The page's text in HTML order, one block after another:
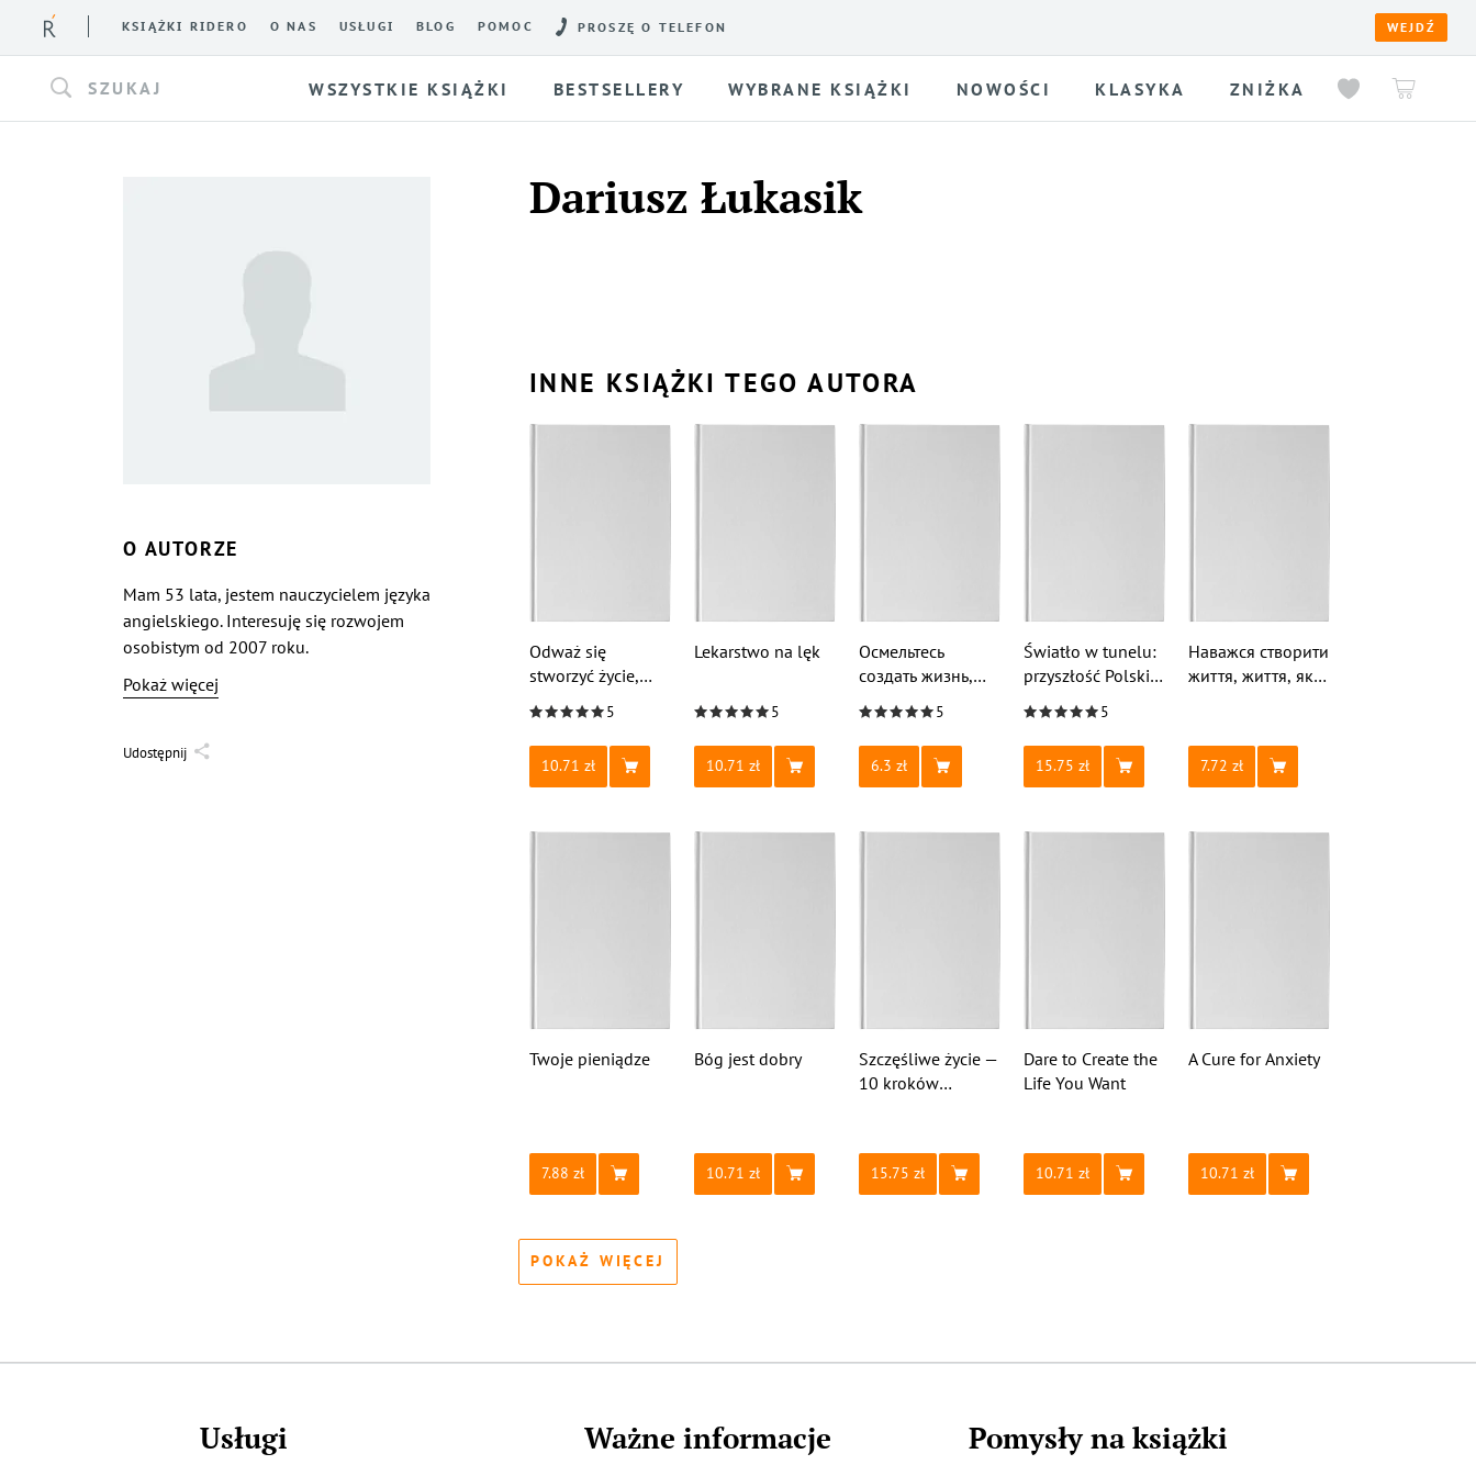
KSIĄŻKI RIDERO O NAS USŁUGI BLOG POMOC PROSZĘ O TELEFON WEJDŹ
SZUKAJ WSZYSTKIE KSIĄŻKI BESTSELLERY WYBRANE KSIĄŻKI NOWOŚCI KLASYKA ZNIŻKA
Dariusz Łukasik
INNE KSIĄŻKI TEGO AUTORA
Odważ się
stworzyć życie,
jakiego pragniesz
5
10.71
Lekarstwo na lęk
5
10.71
Осмельтесь
создать жизнь,
которую вы
хотите
5
6.3
Światło w tunelu:
przyszłość Polski
w rękach
obywateli
5
15.75
Наважся створити
життя, життя, яке
7.72
Twoje pieniądze
7.88
Bóg jest dobry
10.71
Szczęśliwe życie —
10 kroków
15.75
Dare to Create the
Life You Want
10.71
A Cure for Anxiety
10.71
POKAŻ WIĘCEJ
O AUTORZE
Mam 53 lata, jestem nauczycielem języka
angielskiego. Interesuję się rozwojem
osobistym od 2007 roku.
Pokaż więcej
Udostępnij
Usługi Ważne informacje Pomysły na książki